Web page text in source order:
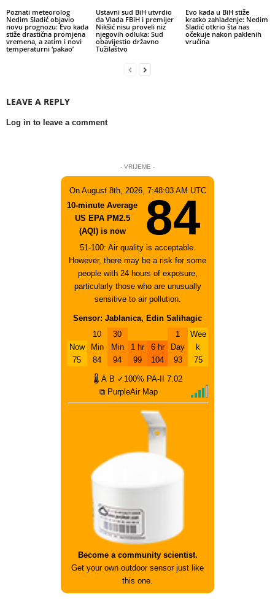
Poznati meteorolog
Nedim Sladić objavio
novu prognozu: Evo kada
stiže drastična promjena
vremena, a zatim i novi
temperaturni ‘pakao’
Ustavni sud BiH utvrdio
da Vlada FBiH i premijer
Nikšić nisu proveli niz
njegovih odluka: Sud
obavijestio državno
Tužilaštvo
Evo kada u BiH stiže
kratko zahlađenje: Nedim
Sladić otkrio šta nas
očekuje nakon paklenih
vrućina
LEAVE A REPLY
Log in to leave a comment
- VRIJEME -
On August 8th, 2026, 7:48:03 AM UTC
10-minute Average
US EPA PM2.5
(AQI) is now
84
51-100: Air quality is acceptable.
However, there may be a risk for some
people with 24 hours of exposure,
particularly those who are unusually
sensitive to air pollution.
Sensor: Jablanica, Edin Salihagic
Now
75
10
Min
84
30
Min
94
1 hr
99
6 hr
104
1
Day
93
Wee
k
75
🌡 A B ✓100% PA-II
7.02
⧉ PurpleAir Map
Become a community scientist.
Get your own outdoor sensor just like
this one.